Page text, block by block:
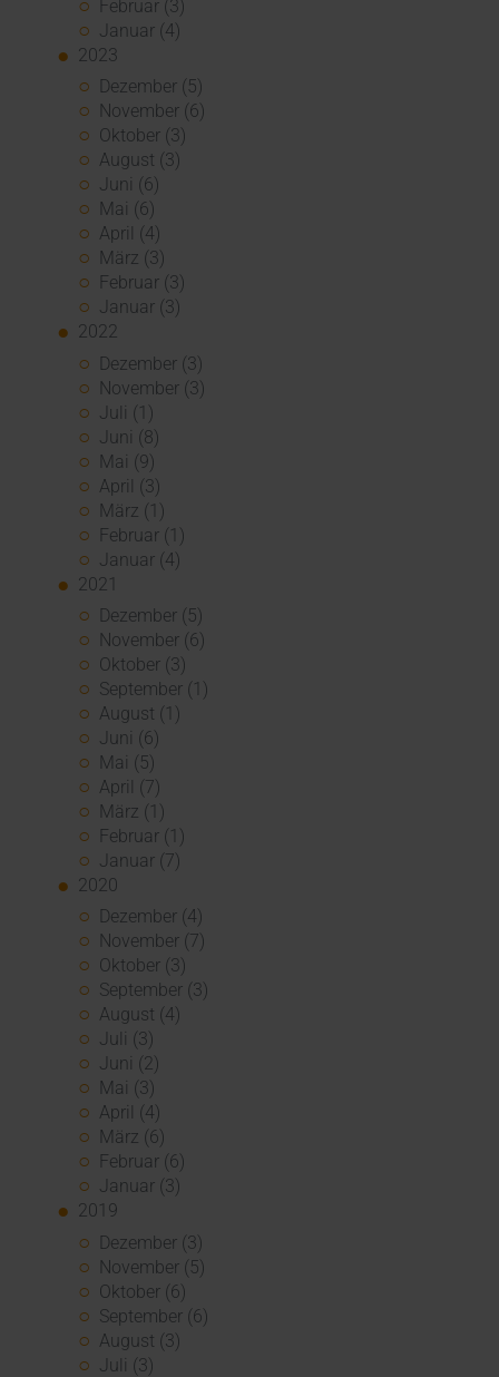
Februar (3)
Januar (4)
2023
Dezember (5)
November (6)
Oktober (3)
August (3)
Juni (6)
Mai (6)
April (4)
März (3)
Februar (3)
Januar (3)
2022
Dezember (3)
November (3)
Juli (1)
Juni (8)
Mai (9)
April (3)
März (1)
Februar (1)
Januar (4)
2021
Dezember (5)
November (6)
Oktober (3)
September (1)
August (1)
Juni (6)
Mai (5)
April (7)
März (1)
Februar (1)
Januar (7)
2020
Dezember (4)
November (7)
Oktober (3)
September (3)
August (4)
Juli (3)
Juni (2)
Mai (3)
April (4)
März (6)
Februar (6)
Januar (3)
2019
Dezember (3)
November (5)
Oktober (6)
September (6)
August (3)
Juli (3)